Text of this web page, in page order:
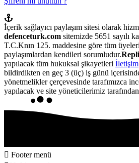
İçerik sağlayıcı paylaşım sitesi olarak
defenceturk.com sitemizde 5651 sayılı
T.C.Knın 125. maddesine göre tüm
paylaşımlardan kendileri sorumludur.
yapılacak tüm hukuksal şikayetleri İletişim
bildirdikten en geç 3 (üç) iş günü
yönetmelikler çerçevesinde tarafımızca
yapılacak ve site yöneticilerimiz
Footer menü